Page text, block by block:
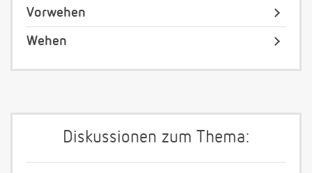
Vorwehen
Wehen
Diskussionen zum Thema: